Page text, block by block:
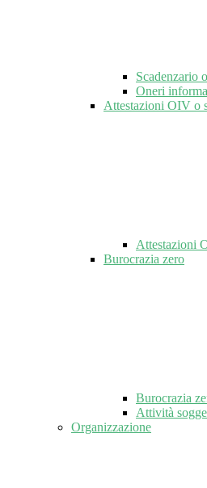
Scadenzario
Oneri
Attestazioni OIV o
Attestazioni
Burocrazia zero
Burocrazia
Attività
Organizzazione